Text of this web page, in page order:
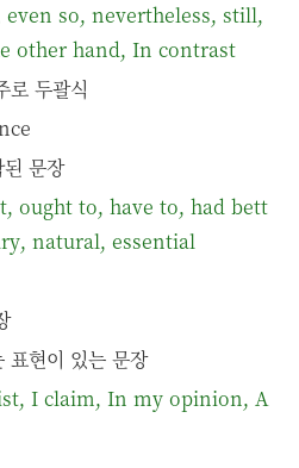
so, nevertheless, still,
other hand, In contrast
두괄식
문장
ought to, have to, had bett
natural, essential
현이 있는 문장
I claim, In my opinion, A